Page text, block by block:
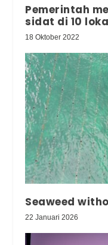
Pemerintah
sidat di 10
18 Oktober 2022
Seaweed
22 Januari 2026